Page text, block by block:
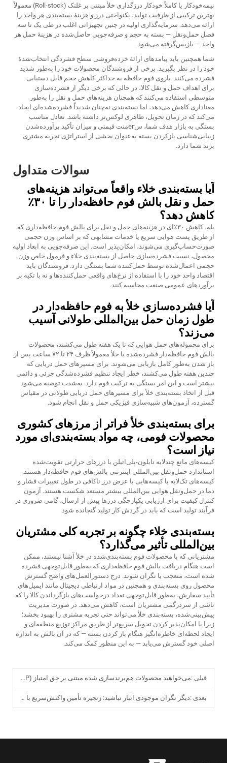
نیمه‌خودکار یا کاملاً خودکار درزگذاری خلأ مبتنی بر غلتک (Roll-stock) معمولاً
بهترین ترکیبی از ظرفیت تولید، یکنواختی درز و هزینهٔ بسته‌بندی هر واحد را
ارائه می‌دهد. سرمایه‌گذاری اولیه در چنین تجهیزاتی اغلب در طی یک تا سه
فصل حمل‌ونقل — بسته به حجم و صرفه‌جویی حاصل‌شده در هزینهٔ حمل هر
واحد — بازپس‌گرفته می‌شود.
شما همچنین باید پیامدهای ارائهٔ خرده‌فروشی سطح فشردگی انتخاب‌شدهٔ
خود را در نظر بگیرید. برخی از فروشندگان محصولات خود را به‌طور شدید
فشرده می‌کنند. بازوی فوم حافظه به حداکثر کاهش حجم قابل دستیابی
برای اهداف حمل و نقل کالا، در حالی که برخی دیگر از فشرده‌سازی
متوسطی استفاده می‌کنند که همچنان هزینه‌های حمل و نقل را به‌طور
معناداری کاهش می‌دهد، اما بسته‌بندی نه‌چنان شدیداً فشرده‌شده‌ای ایجاد
می‌کند که در زمان تحویل، ظاهری لوکس‌تر داشته باشد. تعادل مناسب
بستگی به بازار هدف شما، سегمنت قیمتی و میزان تأکید برآورده‌شدن
زیبایی‌شناسی بازکردن بسته به‌عنوان بخشی از استراتژی تجربه مشتری
برند شما دارد.
سوالات متداول
آیا بسته‌بندی خلاء واقعاً می‌تواند هزینه‌های
حمل و نقل بالش فوم حافظه‌دار را تا ۳۰٪
کاهش دهد؟
بله، کاهش ۳۰٪‌ای در هزینه‌های حمل و نقل برای بالش فوم حافظه‌داری که
از طریق پست هوایی سریع یا خدمات مشابهی که بر اساس وزن حجمی
صورت‌حساب‌گیری می‌شوند، امکان‌پذیر است. این صرفه‌جویی به ابعاد اولیه
محصول، نسبت فشرده‌سازی حاصل از بسته‌بندی خلاء و فرمول خاص وزن
حجمی اعمال‌شده توسط حمل‌کننده شما بستگی دارد. فروشندگان باید
اقتصاد واحد خود را با استفاده از نرخ‌های واقعی حمل‌کننده‌ها و نه با تکیه بر
برآوردهای عمومی صنعت محاسبه کنند.
آیا فشرده‌سازی خلأ به فوم حافظه‌دار در
طول زمان حمل بین‌المللی طولانی آسیب
می‌زند؟
برای محموله‌های حمل هوایی که تا یک هفته طول می‌کشند، محصولات
بالش فوم حافظه‌دار فشرده‌شده با خلأ معمولاً ظرف ۲۴ تا ۷۲ ساعت پس از
باز شدن به‌طور کامل بازیابی می‌شوند. برای مسیرهای حمل دریایی که
چندین هفته طول می‌کشند، خطر ایجاد تنظیم فشرده‌شدگی جزئی و دائمی
بیشتر است و این امر بستگی به ترکیب فوم دارد. به‌شدت توصیه می‌شود
قبل از اتخاذ بسته‌بندی خلأ برای مسیرهای حمل دریایی طولانی در مقیاس
گسترده، آزمون‌های شبیه‌سازی فیزیکی حمل و نقل انجام شود.
برای بسته‌بندی خلأ فراتر از مرزهای کشوری
محصولات فومی، چه مواد بسته‌بندی‌ای مورد
نیاز است؟
کیسه‌های مانع چندلایه نایلون-پلی‌اتیلن با درزهای حرارتی تقویت‌شده
استاندارد حمل‌ونقل بین‌المللی اینترنتی بالش‌های فوم حافظه‌دار هستند.
کیسه‌های تک‌لایه یا کیسه‌هایی با عرض درز ناکافی در طول تغییرات فشار و
دما در حمل‌ونقل هوایی بین‌المللی بیشتر مستعد شکست هستند. آزمون
کنترل کیفیت برای ارزیابی یکپارچگی درزها پیش از ارسال، گامی ضروری در
فرآیند تولید است که باید در گردش کار تولید گنجانده شود.
بسته‌بندی خلاء چگونه بر تجربه کلی مشتریان
بین‌المللی تأثیر می‌گذارد؟
مشتریانی که با محصولات فوم بسته‌بندی‌شده در خلأ آشنا نیستند، ممکن
است هنگام دریافت بالش فوم حافظه‌داری که به‌طور قابل‌توجهی فشرده
شده است، متعجب یا نگران شوند. درج دستورالعمل‌های واضح گسترش
محصول روی بسته‌بندی و همچنین در مواد ارتباطی دیجیتال مانند ایمیل‌های
تأیید سفارش، به‌طور قابل‌توجهی تعداد درخواست‌های بازگرداندن کالا را که
ناشی از سردرگمی مشتریان است، کاهش می‌دهد. در صورت مدیریت
پیش‌بینی‌شده، بسته‌بندی خلأ می‌تواند حتی تجربه مشتری را بهبود بخشد؛
زیرا با امکان‌پذیر کردن تحویل سریع‌تر از طریق مراکز توزیع منطقه‌ای و
ایجاد لحظه‌ای خاطره‌انگیز هنگام باز کردن بسته — که در آن بالش به اندازه
اصلی خود گسترش می‌یابد — به این منظور کمک می‌کند.
قبلی :می‌خواهید محصولات هم‌برندسازی شده مبتنی بر حق امتیاز (IP) را رونمایی کنید، اما کارخانه‌های تولیدی با سفارشات کوچک پیدا نمی‌کنید؟ خدمات سفارشی‌سازی هم‌برندسازی با حداقل سفارش پایین (Low-MOQ) برای محصولات کوچک از فوم حافظه‌دار
بعدی :دیگر نگران موجودی انبار نباشید: زنجیره تأمین واکنش‌سریع با دسته‌بندی کوچک برای محصولات کوچک فوم حافظه‌دار